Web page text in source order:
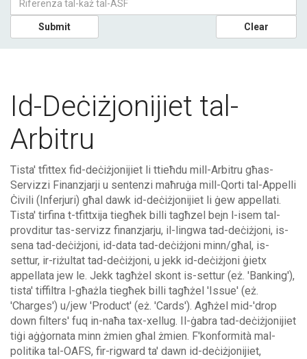
Submit Clear
Id-Deċiżjonijiet tal-
Arbitru
Tista' tfittex fid-deċiżjonijiet li ttieħdu mill-Arbitru għas-
Servizzi Finanzjarji u sentenzi maħruġa mill-Qorti tal-Appelli
Ċivili (Inferjuri) għal dawk id-deċiżjonijiet li ġew appellati.
Tista' tirfina t-tfittxija tiegħek billi tagħzel bejn l-isem tal-
provditur tas-servizz finanzjarju, il-lingwa tad-deċiżjoni, is-
sena tad-deċiżjoni, id-data tad-deċiżjoni minn/għal, is-
settur, ir-riżultat tad-deċiżjoni, u jekk id-deċiżjoni ġietx
appellata jew le. Jekk tagħżel skont is-settur (eż. 'Banking'),
tista' tiffiltra l-għażla tiegħek billi tagħżel 'Issue' (eż.
'Charges') u/jew 'Product' (eż. 'Cards'). Agħżel mid-'drop
down filters' fuq in-naħa tax-xellug. Il-ġabra tad-deċiżjonijiet
tiġi aġġornata minn żmien għal żmien. F'konformità mal-
politika tal-OAFS, fir-rigward ta' dawn id-deċiżjonijiet,